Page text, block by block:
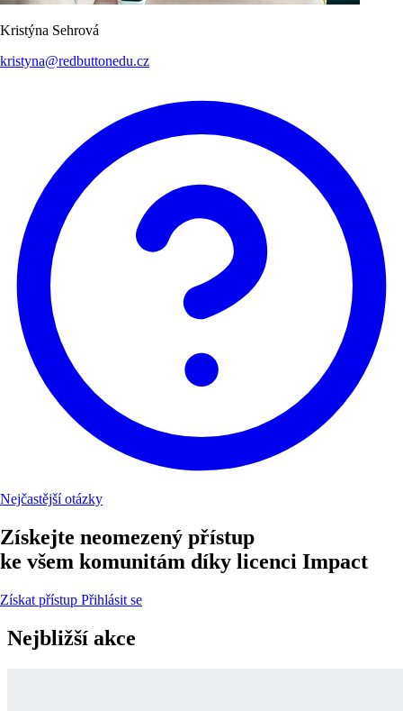
Kristýna Sehrová
kristyna@redbuttonedu.cz
Nejčastější otázky
Získejte neomezený přístup
ke všem komunitám díky licenci Impact
Získat přístup Přihlásit se
Nejbližší akce